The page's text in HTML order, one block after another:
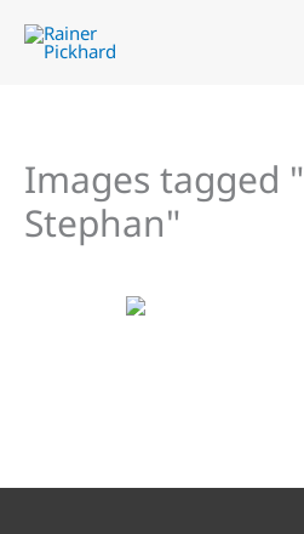
Inhalt
Images tagged
Stephan"